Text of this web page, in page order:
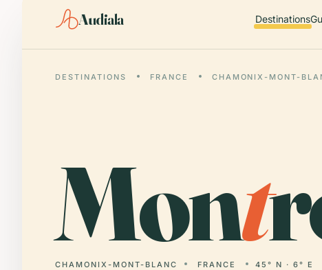
Audiala Destinations
DESTINATIONS FRANCE CHAMONIX-MONT-
Mont
CHAMONIX-MONT-BLANC FRANCE 45° N · 6° E